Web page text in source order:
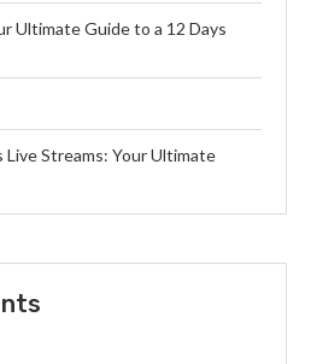
Ultimate Guide to a 12 Days
Streams: Your Ultimate